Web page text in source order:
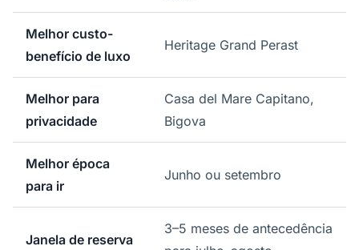
Melhor custo-
benefício de luxo
Heritage Grand Perast
Melhor para
privacidade
Casa del Mare Capitano,
Bigova
Melhor época
para ir
Junho ou setembro
Janela de reserva
3–5 meses de antecedência